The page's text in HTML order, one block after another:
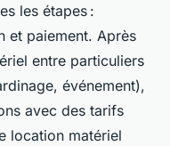
les étapes :
et paiement. Après
entre particuliers
événement),
avec des tarifs
location matériel